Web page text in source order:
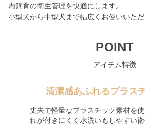
内飼育の衛生管理を快適にします。
小型犬から中型犬まで幅広くお使いいただ
POINT
アイテム特徴
清潔感あふれるプラス
丈夫で軽量なプラスチック素材を
れが付きにくく水洗いもしやすい